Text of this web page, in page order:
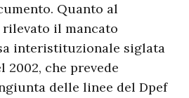
Quanto al
rilevato il mancato
interistituzionale siglata
2002, che prevede
delle linee del Dpef